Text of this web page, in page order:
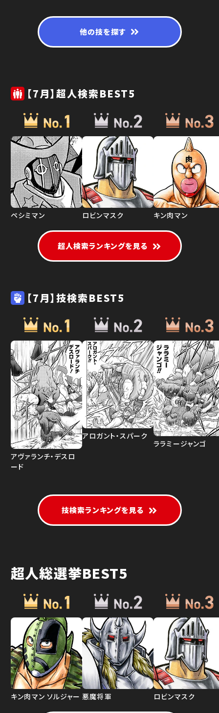
他の技を探す
【7月】超人検索BEST5
ペシミマン ロビンマスク キン肉マン
超人検索ランキングを見る
【7月】技検索BEST5
アヴァランチ・デスロ
ード
アロガント・スパーク
ララミージャンゴ
技検索ランキングを見る
超人総選挙BEST5
キン肉マン ソルジャー 悪魔将軍 ロビンマスク